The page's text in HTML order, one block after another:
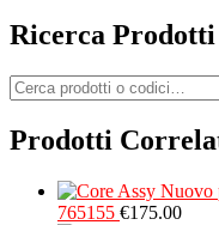
Ricerca Prodotti
Prodotti
765155 €175.00